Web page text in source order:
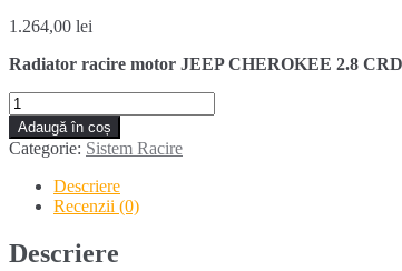
1.264,00 lei
Radiator racire motor JEEP CHEROKEE 2.8
Cantitate
Radiator
racire
apa
JEEP
CHEROKEE
CRD
ENR
Adaugă în coș
Categorie: Sistem Racire
Descriere
Recenzii (0)
Descriere